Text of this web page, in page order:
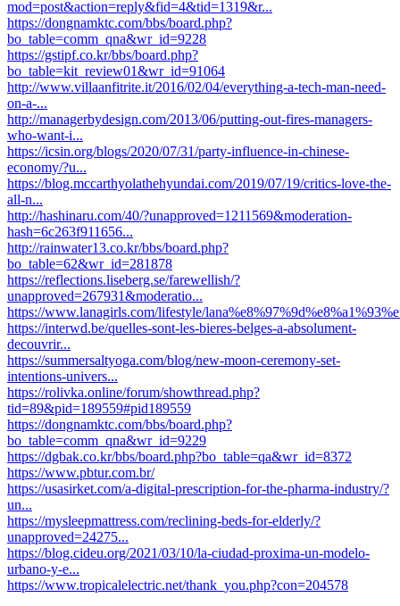
mod=post&action=reply&fid=4&tid=1319&r...
https://dongnamktc.com/bbs/board.php?
bo_table=comm_qna&wr_id=9228
https://gstipf.co.kr/bbs/board.php?
bo_table=kit_review01&wr_id=91064
http://www.villaanfitrite.it/2016/02/04/everything-a-tech-man-need-
on-a-...
http://managerbydesign.com/2013/06/putting-out-fires-managers-
who-want-i...
https://icsin.org/blogs/2020/07/31/party-influence-in-chinese-
economy/?u...
https://blog.mccarthyolathehyundai.com/2019/07/19/critics-love-the-
all-n...
http://hashinaru.com/40/?unapproved=1211569&moderation-
hash=6c263f911656...
http://rainwater13.co.kr/bbs/board.php?
bo_table=62&wr_id=281878
https://reflections.liseberg.se/farewellish/?
unapproved=267931&moderatio...
https://www.lanagirls.com/lifestyle/
https://interwd.be/quelles-sont-les-bieres-belges-a-absolument-
decouvrir...
https://summersaltyoga.com/blog/new-moon-ceremony-set-
intentions-univers...
https://rolivka.online/forum/showthread.php?
tid=89&pid=189559#pid189559
https://dongnamktc.com/bbs/board.php?
bo_table=comm_qna&wr_id=9229
https://dgbak.co.kr/bbs/board.php?bo_table=qa&wr_id=8372
https://www.pbtur.com.br/
https://usasirket.com/a-digital-prescription-for-the-pharma-industry/?
un...
https://mysleepmattress.com/reclining-beds-for-elderly/?
unapproved=24275...
https://blog.cideu.org/2021/03/10/la-ciudad-proxima-un-modelo-
urbano-y-e...
https://www.tropicalelectric.net/thank_you.php?con=204578